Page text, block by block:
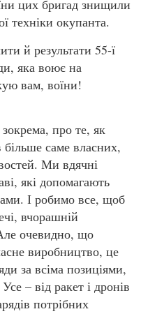
цих бригад знищили
техніки окупанта.
й результати 55-ї
яка воює на
вам, воїни!
про те, як
більше саме власних,
Ми вдячні
які допомагають
І робимо все, щоб
вчорашній
очевидно, що
виробництво, це
за всіма позиціями,
– від ракет і дронів
потрібних